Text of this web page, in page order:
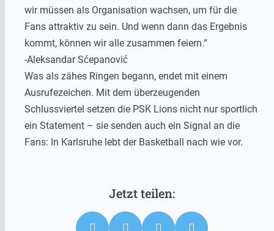
wir müssen als Organisation wachsen, um für die
Fans attraktiv zu sein. Und wenn dann das Ergebnis
kommt, können wir alle zusammen feiern.“
-Aleksandar Sćepanović
Was als zähes Ringen begann, endet mit einem
Ausrufezeichen. Mit dem überzeugenden
Schlussviertel setzen die PSK Lions nicht nur sportlich
ein Statement – sie senden auch ein Signal an die
Fans: In Karlsruhe lebt der Basketball nach wie vor.